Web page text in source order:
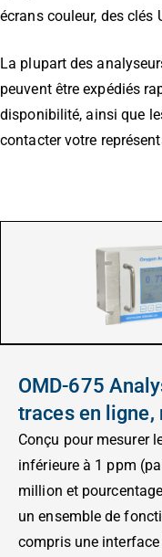
écrans couleur, des clés
La plupart des
peuvent être expédiés
disponibilité, ainsi que
contacter votre
OMD-675
traces en ligne,
Conçu pour mesurer
inférieure à 1 ppm
million et
un ensemble de
compris une